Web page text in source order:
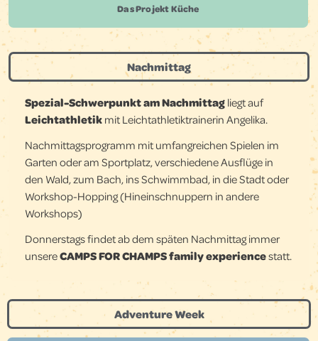
Das Projekt Küche
Nachmittag
Spezial-Schwerpunkt am Nachmittagliegt auf
Leichtathletikmit Leichtathletiktrainerin Angelika.
Nachmittagsprogramm mit umfangreichen Spielen im
Garten oder am Sportplatz, verschiedene Ausflüge in
den Wald, zum Bach, ins Schwimmbad, in die Stadt oder
Workshop-Hopping (Hineinschnuppern in andere
Workshops)
Donnerstags findet ab dem späten Nachmittag immer
unsereCAMPS FOR CHAMPS family experiencestatt.
Adventure Week